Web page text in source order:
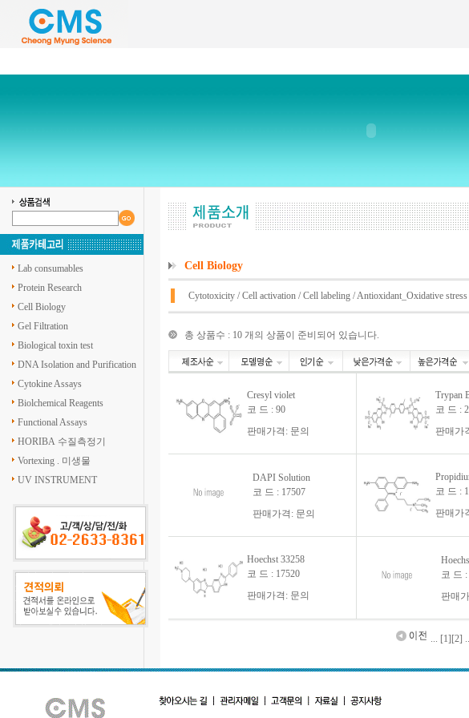
Lab consumables
Protein Research
Cell Biology
Gel Filtration
Biological toxin test
DNA Isolation and Purification
Cytokine Assays
Biolchemical Reagents
Functional Assays
HORIBA 수질측정기
Vortexing . 미생물
UV INSTRUMENT
Cell Biology
Cytotoxicity /Cell activation /Cell labeling /Antioxidant_Oxidative stress
총 상품수 : 10 개의 상품이 준비되어 있습니다.
Cresyl violet
코 드 : 90
판매가격: 문의
Trypan
코 드 :
판매가
DAPI Solution
코 드 : 17507
판매가격: 문의
코 드 :
판매가
Hoechst 33258
코 드 : 17520
판매가격: 문의
코 드 :
판매
... [1] [2]